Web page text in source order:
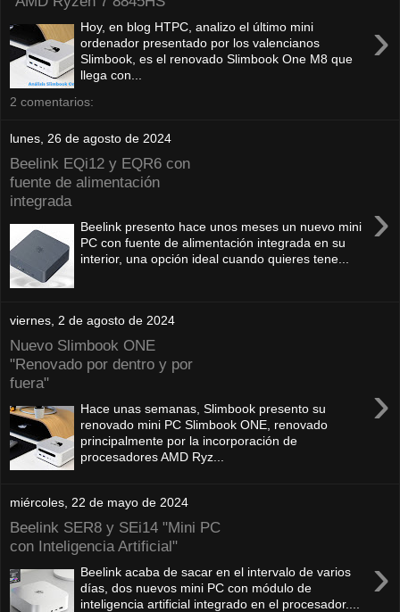
›
Hoy, en blog HTPC, analizo el último mini
ordenador presentado por los valencianos
Slimbook, es el renovado Slimbook One M8 que
llega con...
2 comentarios:
lunes, 26 de agosto de 2024
Beelink EQi12 y EQR6 con
fuente de alimentación
integrada
›
Beelink presento hace unos meses un nuevo mini
PC con fuente de alimentación integrada en su
interior, una opción ideal cuando quieres tene...
viernes, 2 de agosto de 2024
Nuevo Slimbook ONE
"Renovado por dentro y por
fuera"
›
Hace unas semanas, Slimbook presento su
renovado mini PC Slimbook ONE, renovado
principalmente por la incorporación de
procesadores AMD Ryz...
miércoles, 22 de mayo de 2024
Beelink SER8 y SEi14 "Mini PC
con Inteligencia Artificial"
›
Beelink acaba de sacar en el intervalo de varios
días, dos nuevos mini PC con módulo de
inteligencia artificial integrado en el procesador....